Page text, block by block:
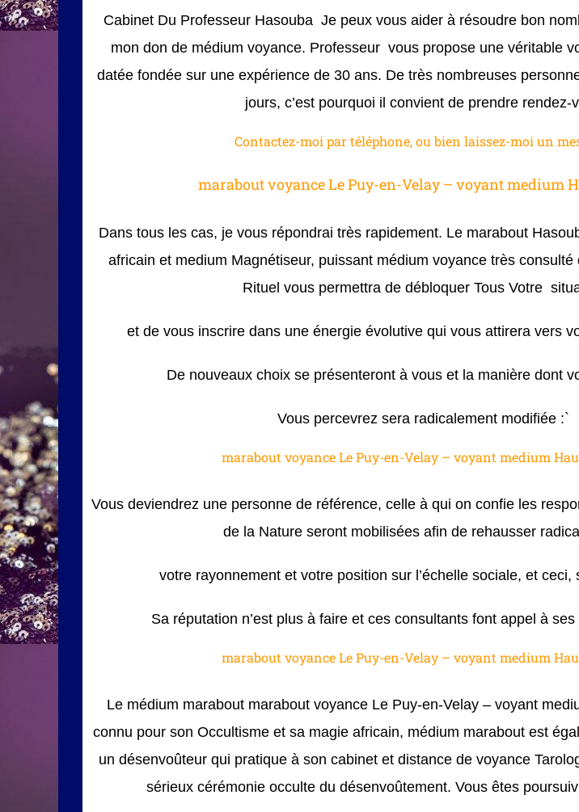
Cabinet Du Professeur Hasouba Je peux vous aider à résoudre bon
mon don de médium voyance. Professeur vous propose une véritable
datée fondée sur une expérience de 30 ans. De très nombreuses
jours, c’est pourquoi il convient de prendre rendez-
Contactez-moi par téléphone, ou bien laissez-moi un
marabout voyance Le Puy-en-Velay – voyant medium
Dans tous les cas, je vous répondrai très rapidement. Le marabout
africain et medium Magnétiseur, puissant médium voyance très
Rituel vous permettra de débloquer Tous Votre
et de vous inscrire dans une énergie évolutive qui vous attirera vers
De nouveaux choix se présenteront à vous et la manière dont
Vous percevrez sera radicalement modifiée :`
marabout voyance Le Puy-en-Velay – voyant medium
Vous deviendrez une personne de référence, celle à qui on confie les
de la Nature seront mobilisées afin de rehausser
votre rayonnement et votre position sur l’échelle sociale, et ceci,
Sa réputation n’est plus à faire et ces consultants font appel à
marabout voyance Le Puy-en-Velay – voyant medium
Le médium marabout marabout voyance Le Puy-en-Velay – voyant
connu pour son Occultisme et sa magie africain, médium marabout est
un désenvoûteur qui pratique à son cabinet et distance de voyance
sérieux cérémonie occulte du désenvoûtement. Vous êtes